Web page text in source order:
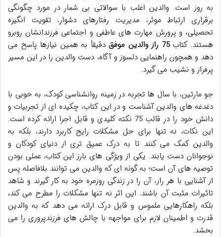
به روز است. والدین اغلب با سوالاتی بی شمار در مورد چگونگی
برقراری ارتباط موثر، مدیریت رفتارهای دشوار، تقویت انگیزه
تحصیلی، و پرورش مهارت های عاطفی و اجتماعی فرزندانشان روبرو
هستند. کتاب75 راز والدین موفق
دقیقاً به همین نیازها پاسخ می
دهد و همچون راهنمایی دلسوز و آگاه، دست والدین را در این مسیر
پرفراز و نشیب می گیرد.
جو مارتین، با سال ها تجربه در زمینه روانشناسی کودک، به خوبی با
دغدغه های والدین آشناست و در این کتاب، چکیده ای از تجربیات و
دانش خود را در قالب 75 نکته کلیدی و قابل اجرا ارائه کرده است.
این نکات، نه تنها برای حل مشکلات رایج کاربرد دارند، بلکه به
والدین کمک می کنند تا به درک عمیق تری از دنیای کودکان و
نوجوانان دست یابند. یکی از ویژگی های بارز این کتاب، عملی بودن
توصیه های آن است؛ به گونه ای که والدین می توانند بلافاصله پس
از آشنایی با هر راز، آن را در زندگی روزمره خود به کار گیرند و شاهد
تاثیرات مثبت آن باشند. این اثر نه تنها مشکلات را مطرح می کند،
بلکه راهکارهایی ملموس و قابل درک ارائه می دهد که به والدین
قدرت و اطمینان لازم برای مواجهه با چالش های فرزندپروری را می
بخشد.